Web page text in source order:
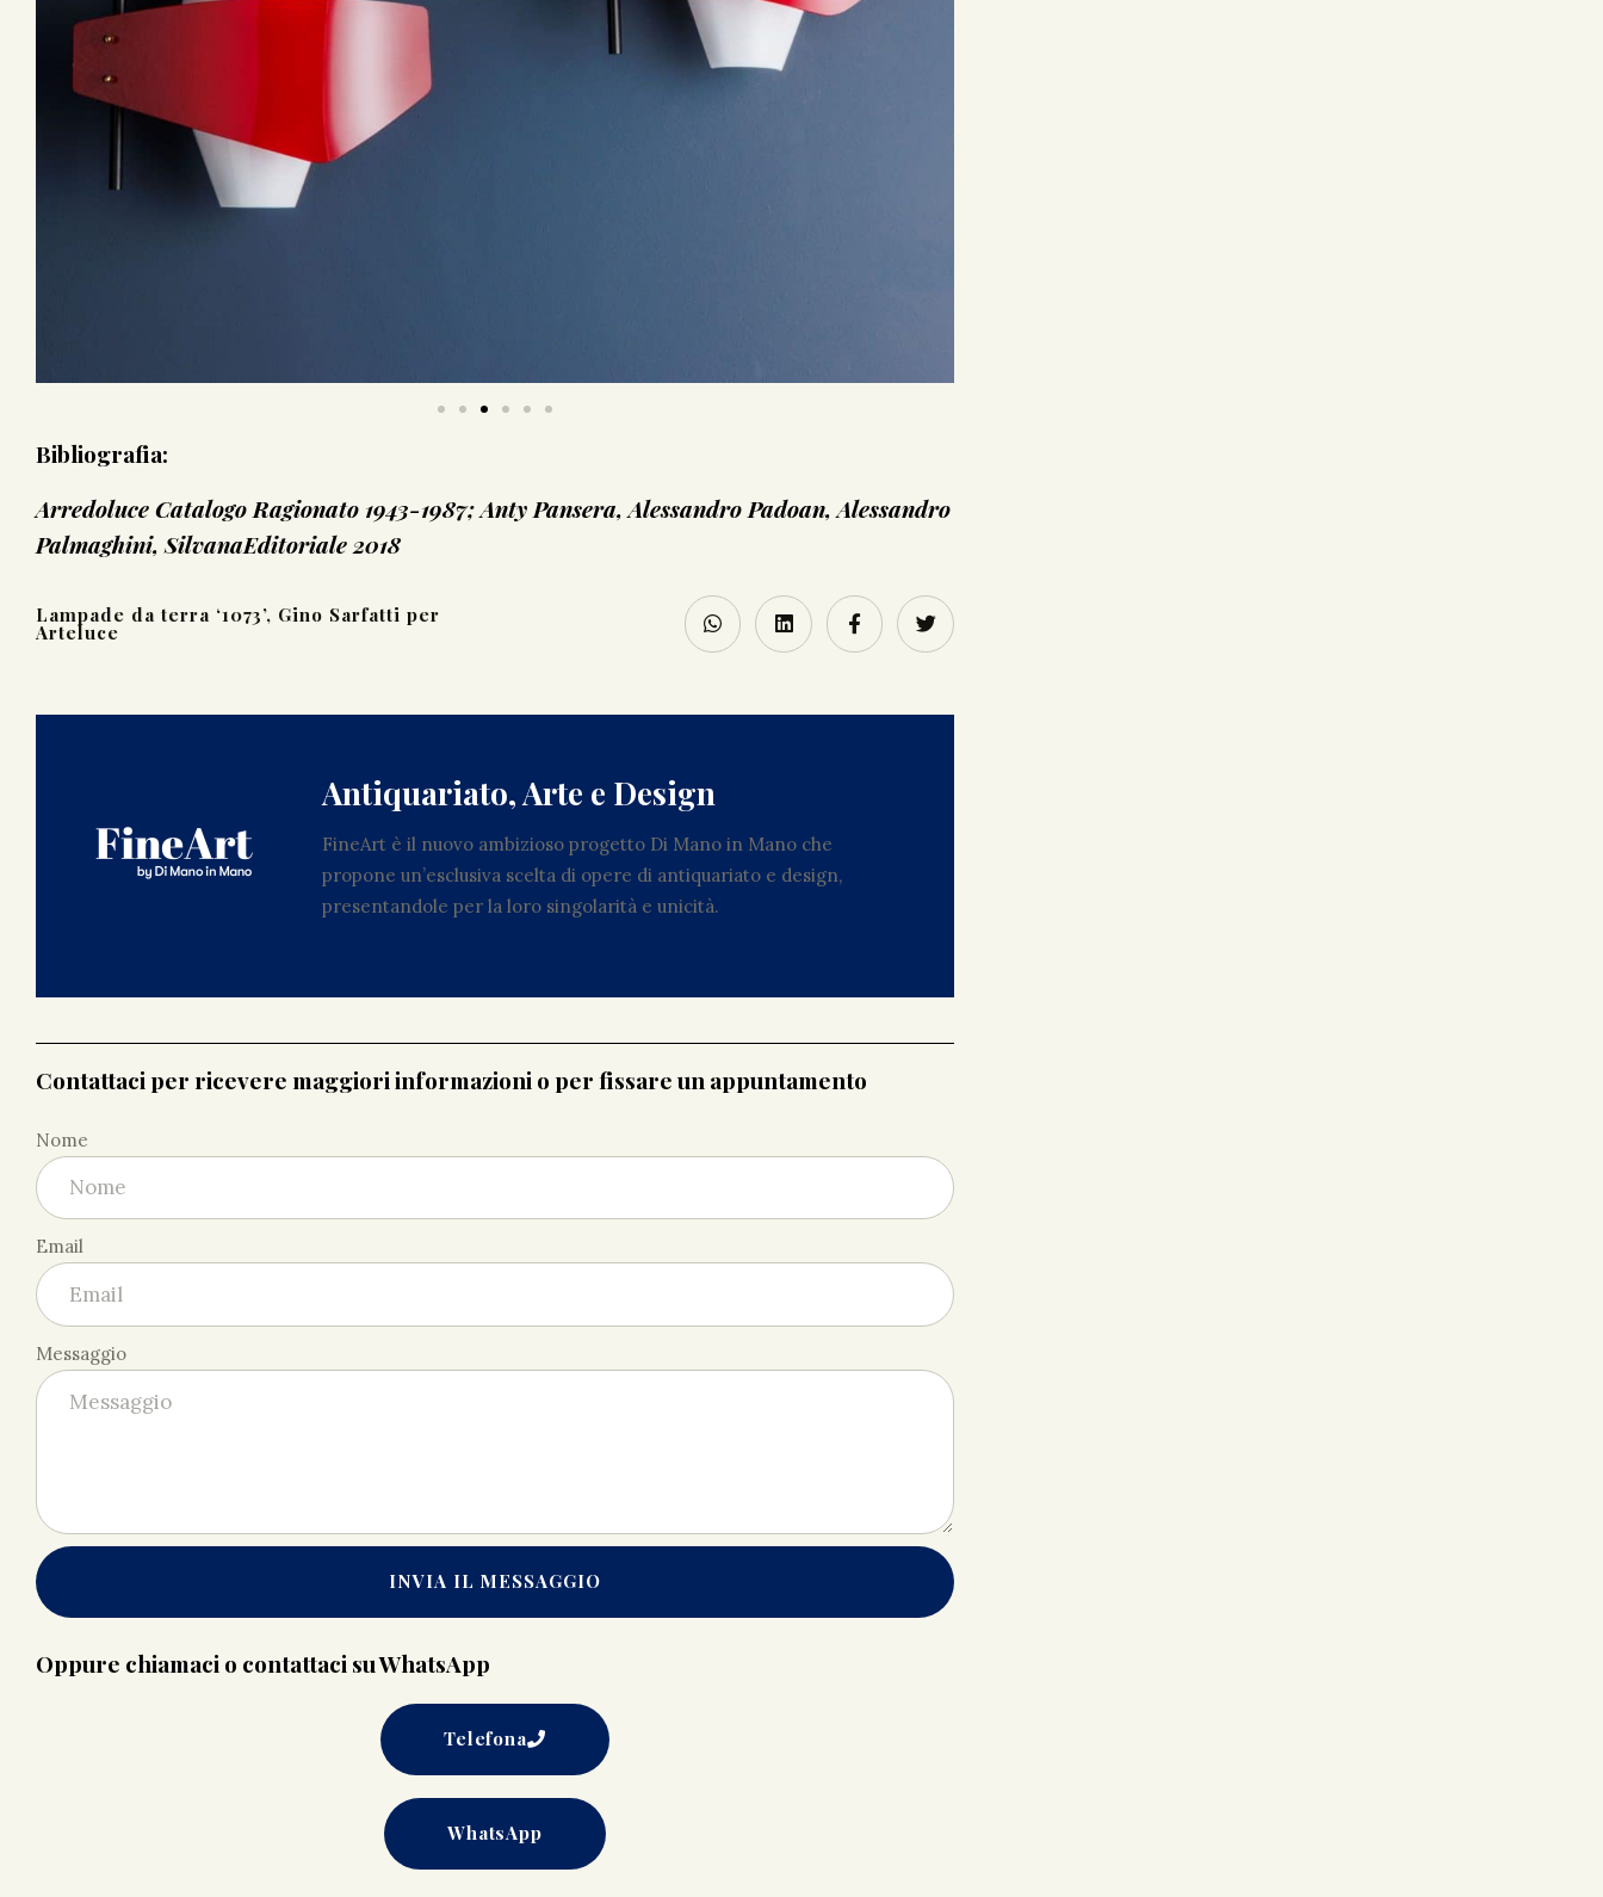
Bibliografia:
Arredoluce Catalogo Ragionato 1943-1987; Anty Pansera, Alessandro Padoan, Alessandro
Palmaghini, SilvanaEditoriale 2018
Lampade da terra ‘1073’, Gino Sarfatti per
Arteluce
Antiquariato, Arte e Design
FineArt è il nuovo ambizioso progetto Di Mano in Mano che
propone un’esclusiva scelta di opere di antiquariato e design,
presentandole per la loro singolarità e unicità.
Contattaci per ricevere maggiori informazioni o per fissare un appuntamento
Nome
Email
Messaggio
INVIA IL MESSAGGIO
Oppure chiamaci o contattaci su WhatsApp
Telefona
WhatsApp